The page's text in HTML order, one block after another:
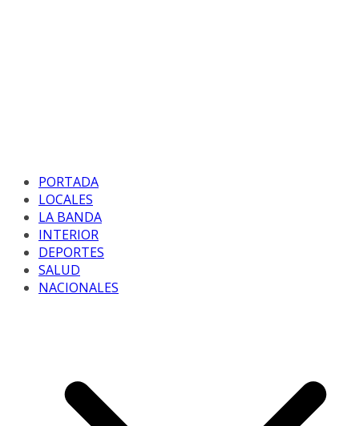
PORTADA
LOCALES
LA BANDA
INTERIOR
DEPORTES
SALUD
NACIONALES